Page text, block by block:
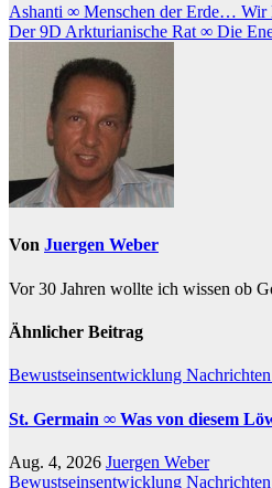
Beitragsnavigation
Ashanti ∞ Menschen der Erde… Wir
Der 9D Arkturianische Rat ∞ Die
Von Juergen Weber
Vor 30 Jahren wollte ich wissen ob
Ähnlicher Beitrag
Bewustseinsentwicklung Nachrichten
St. Germain ∞ Was von diesem
Aug. 4, 2026 Juergen Weber
Bewustseinsentwicklung Nachrichten